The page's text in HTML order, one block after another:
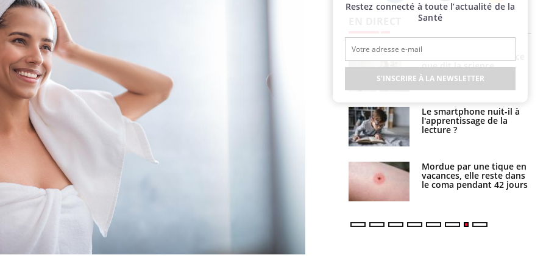
Facebook Twitter Instagram
La sieste empêche-t-elle
de dormir la nuit ?
VIH : la fin du comprimé
tous les jours se profile-t-
Pourquoi votre ventre
gâche-t-il les premiers
jours de vos vacances ?
noyade grimpe-t-il ?
que dit la science
Le smartphone nuit-il à
l'apprentissage de la
lecture ?
Mordue par une tique en
vacances, elle reste dans
le coma pendant 42 jours
Restez connecté à toute l’actualité de la
Santé
S'INSCRIRE À LA NEWSLETTER